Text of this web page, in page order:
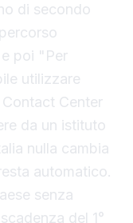
di secondo
poi "Per
utilizzare
Center
da un istituto
nulla cambia
automatico.
senza
del 1°